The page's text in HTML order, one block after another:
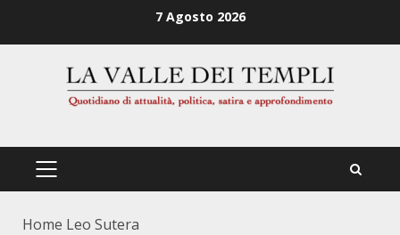
7 Agosto 2026
PRIMÄRES
Home Leo Sutera